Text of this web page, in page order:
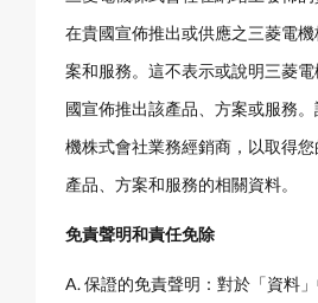
在貴國宣佈推出或供應之三菱電
案和服務。這不表示或說明三菱
國宣佈推出該產品、方案或服務
機株式會社業務經銷商，以取得
產品、方案和服務的相關資料。
免責聲明和責任免除
A. 保證的免責聲明：對於「資料